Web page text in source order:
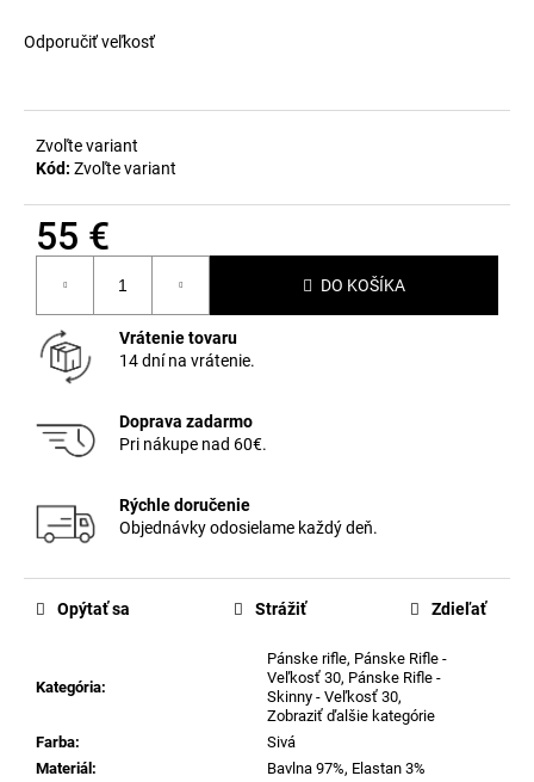
Odporučiť veľkosť
Zvoľte variant
Kód: Zvoľte variant
55 €
cena:
DO KOŠÍKA
Vrátenie tovaru
14 dní na vrátenie.
Doprava zadarmo
Pri nákupe nad 60€.
Rýchle doručenie
Objednávky odosielame každý deň.
Kategória:
Pánske rifle, Pánske Rifle -
Veľkosť 30, Pánske Rifle -
Skinny - Veľkosť 30,
Zobraziť ďalšie kategórie
Farba:
Sivá
Materiál :
Bavlna 97%, Elastan 3%
Opýtať sa Strážiť Zdieľať